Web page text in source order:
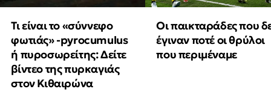
Τι είναι το «σύννεφο
φωτιάς» -pyrocumulus
ή πυροσωρείτης: Δείτε
βίντεο της πυρκαγιάς
στον Κιθαιρώνα
Οι παικταράδες που
έγιναν ποτέ οι θρύλοι
που περιμέναμε